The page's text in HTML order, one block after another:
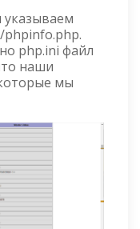
указываем
php.ini файл
наши
мы